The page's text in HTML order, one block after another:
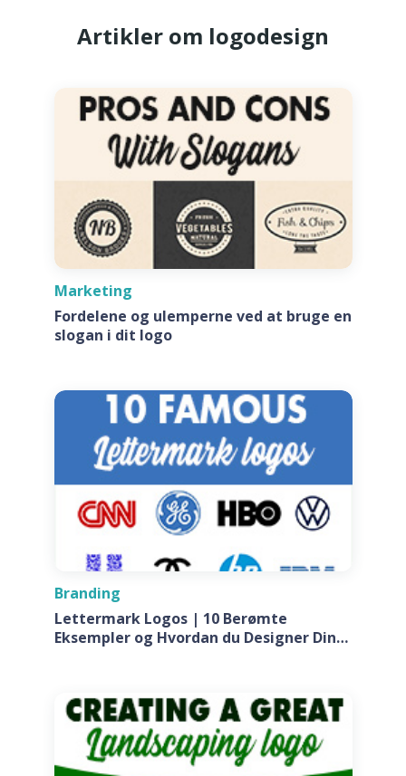
Artikler om logodesign
Marketing
Fordelene og ulemperne ved at bruge en
slogan i dit logo
Branding
Lettermark Logos | 10 Berømte
Eksempler og Hvordan du Designer Din